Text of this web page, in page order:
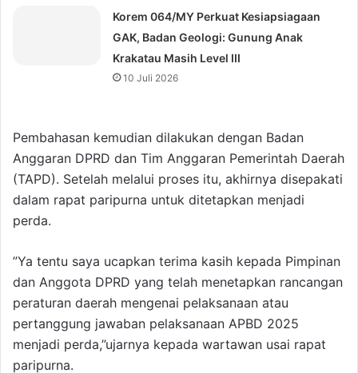
Korem 064/MY Perkuat Kesiapsiagaan
GAK, Badan Geologi: Gunung Anak
Krakatau Masih Level III
10 Juli 2026
Pembahasan kemudian dilakukan dengan Badan
Anggaran DPRD dan Tim Anggaran Pemerintah Daerah
(TAPD). Setelah melalui proses itu, akhirnya disepakati
dalam rapat paripurna untuk ditetapkan menjadi
perda.
”Ya tentu saya ucapkan terima kasih kepada Pimpinan
dan Anggota DPRD yang telah menetapkan rancangan
peraturan daerah mengenai pelaksanaan atau
pertanggung jawaban pelaksanaan APBD 2025
menjadi perda,”ujarnya kepada wartawan usai rapat
paripurna.